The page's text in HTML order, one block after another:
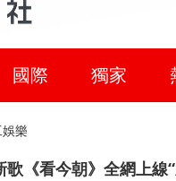
國際 獨家
樂
《看今朝》全網上線